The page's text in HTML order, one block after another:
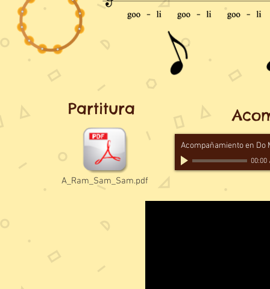
A_Ram_Sam_Sam.pdf
Partitura
Acompañamiento en Do
00:00